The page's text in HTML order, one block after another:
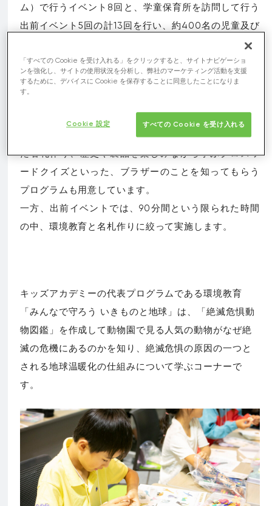
ム）で行うイベント8回と、学童保育所を訪問して行う
出前イベント5回の計13回を行い、約400名の児童及び
ミュージアムでのイベントは、絶滅危惧種と地球温暖
化について考える環境教育「みんなで守ろう いきもの
と地球」や「環境宣言ポスター」作りなどの環境をテ
ーマにしたプログラムのほか、ブラザーの製品を使っ
た名札作り、歴史や製品を楽しみながら学ぶクロスワ
ードクイズといった、ブラザーのことを知ってもらう
プログラムも用意しています。
一方、出前イベントでは、90分間という限られた時間
の中、環境教育と名札作りに絞って実施します。
キッズアカデミーの代表プログラムである環境教育
「みんなで守ろう いきものと地球」は、「絶滅危惧動
物図鑑」を作成して動物園で見る人気の動物がなぜ絶
滅の危機にあるのかを知り、絶滅危惧の原因の一つと
される地球温暖化の仕組みについて学ぶコーナーで
す。
「すべての Cookie を受け入れる」をクリックすると、サイトナビゲーショ
ンを強化し、サイトの使用状況を分析し、弊社のマーケティング活動を支援
するために、デバイスに Cookie を保存することに同意したことになりま
す。
すべての Cookie を受け入れる
Cookie 設定